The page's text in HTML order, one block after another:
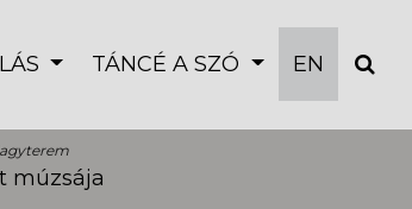
TÁNCÉ A SZÓ EN
múzsája